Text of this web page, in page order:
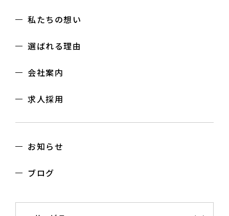
私たちの想い
選ばれる理由
会社案内
求人採用
お知らせ
ブログ